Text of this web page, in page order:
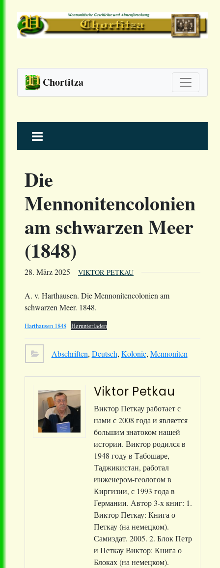
Chortitza
to
Die
Mennonitencolonien
am schwarzen Meer
(1848)
28. März 2025 VIKTOR PETKAU
A. v. Harthausen. Die Mennonitencolonien am
schwarzen Meer. 1848.
Harthausen 1848 Herunterladen
Abschriften, Deutsch, Kolonie, Mennoniten
Viktor Petkau
Виктор Петкау работает с
нами с 2008 года и является
большим знатоком нашей
истории. Виктор родился в
1948 году в Табошаре,
Таджикистан, работал
инженером-геологом в
Киргизии, с 1993 года в
Германии. Автор 3-х книг: 1.
Виктор Петкау: Книга о
Петкау (на немецком).
Самиздат. 2005. 2. Блок Петр
и Петкау Виктор: Книга о
Блоках (на немецком).